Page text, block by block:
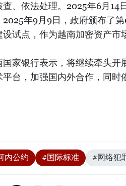
查、依法处理。2025年6月14
2025年9月9日，政府颁布了
设试点，作为越南加密资产市
国家银行表示，将继续牵头
平台，加强国内外合作，同时
内公约 #国际标准 #网络犯